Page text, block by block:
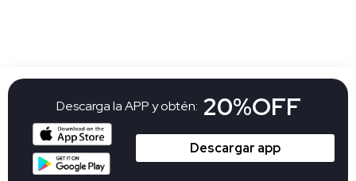
Descarga la APP y obtén: 20%OFF
Descargar app